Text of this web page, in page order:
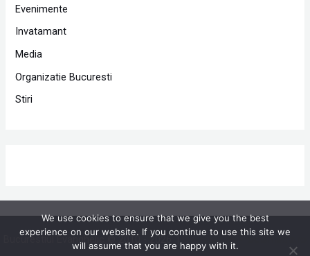
Evenimente
Invatamant
Media
Organizatie Bucuresti
Stiri
Bucurestiul Evanghelic © 2010 - 2026 | Powered by Proclamedia.ro
We use cookies to ensure that we give you the best
experience on our website. If you continue to use this site we
will assume that you are happy with it.